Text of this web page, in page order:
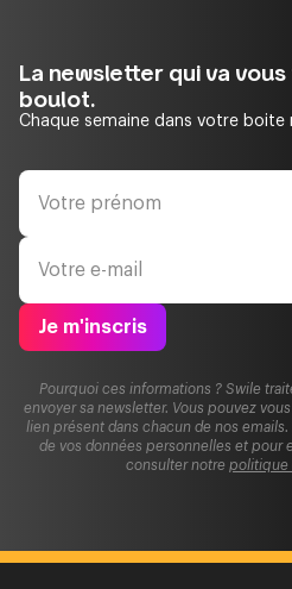
La newsletter qui va
boulot.
Chaque semaine dans votre boite
Je m'inscris
Pourquoi ces informations ? Swile
envoyer sa newsletter. Vous pouvez
lien présent dans chacun de nos
de vos données personnelles et pour
consulter notre politique